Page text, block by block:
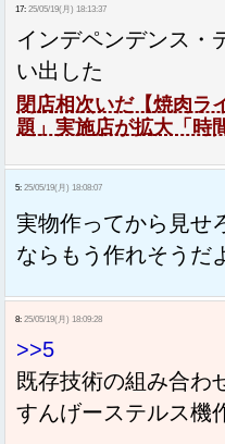
17: 25/05/19(月) 18:13:37
インデペンデンス・
い出した
閉店相次いだ【焼肉ラ
題」実施店が拡大「時
5: 25/05/19(月) 18:08:07
実物作ってから見せ
ならもう作れそうだ
8: 25/05/19(月) 18:09:28
>>5
既存技術の組み合わ
すんげーステルス機